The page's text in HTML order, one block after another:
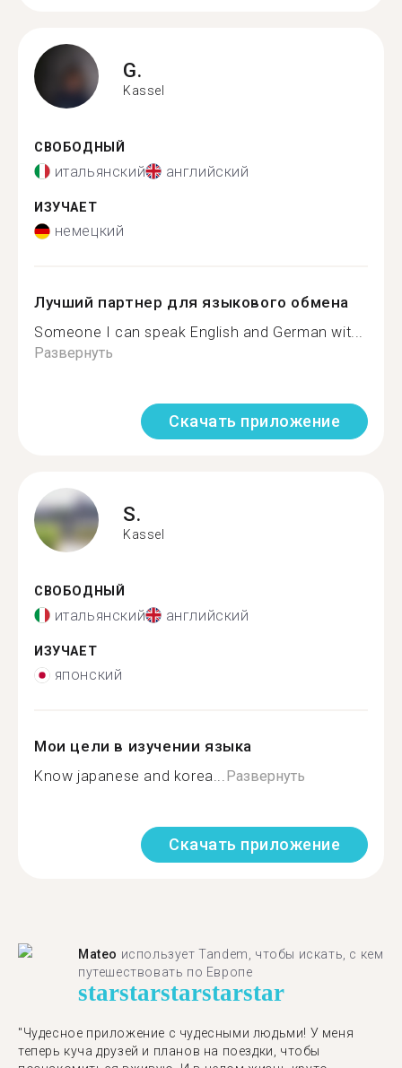
G.
Kassel
СВОБОДНЫЙ
итальянский английский
ИЗУЧАЕТ
немецкий
Лучший партнер для языкового обмена
Someone I can speak English and German wit...
Развернуть
Скачать приложение
S.
Kassel
СВОБОДНЫЙ
итальянский английский
ИЗУЧАЕТ
японский
Мои цели в изучении языка
Know japanese and korea...Развернуть
Скачать приложение
Mateo использует Tandem, чтобы искать, с кем
путешествовать по Европе
starstarstarstarstar
"Чудесное приложение с чудесными людьми! У меня
теперь куча друзей и планов на поездки, чтобы